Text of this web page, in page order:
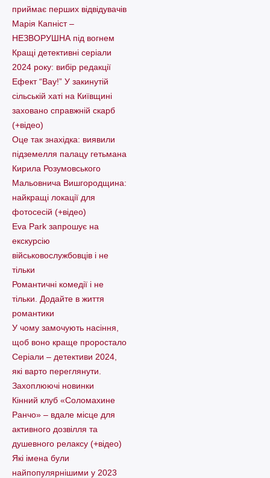
приймає перших відвідувачів
Марія Капніст –
НЕЗВОРУШНА під вогнем
Кращі детективні серіали
2024 року: вибір редакції
Ефект “Вау!” У закинутій
сільській хаті на Київщині
заховано справжній скарб
(+відео)
Оце так знахідка: виявили
підземелля палацу гетьмана
Кирила Розумовського
Мальовнича Вишгородщина:
найкращі локації для
фотосесій (+відео)
Eva Park запрошує на
екскурсію
військовослужбовців і не
тільки
Романтичні комедії і не
тільки. Додайте в життя
романтики
У чому замочують насіння,
щоб воно краще проростало
Серіали – детективи 2024,
які варто пеpеглянути.
Захоплюючі новинки
Кінний клуб «Соломахине
Ранчо» – вдале місце для
активного дозвілля та
душевного релаксу (+відео)
Які імена були
найпопулярнішими у 2023